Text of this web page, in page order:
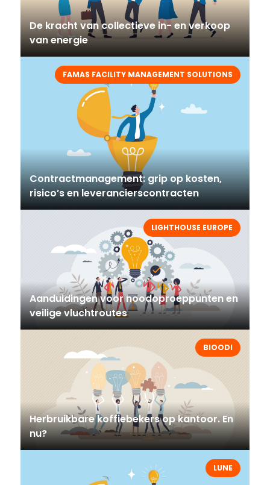
De kracht van collectieve in- en verkoop
van energie
FAMAS FACILITY MANAGEMENT SOLUTIONS
Contractmanagement: grip op kosten,
risico’s en leverancierscontracten
LIGHTHOUSE EUROPE
Aanduidingen voor noodoproeppunten en
veilige vluchtroutes
BIOODI
Herbruikbare koffiebekers op kantoor. En
nu?
LUNE